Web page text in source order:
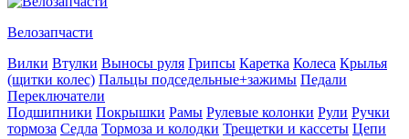
Велозапчасти
Вилки Втулки Выносы руля Грипсы Каретка Колеса Крылья
(щитки колес) Пальцы подседельные+зажимы Педали
Переключатели
Подшипники Покрышки Рамы Рулевые колонки Рули Ручки
тормоза Седла Тормоза и колодки Трещетки и кассеты Цепи